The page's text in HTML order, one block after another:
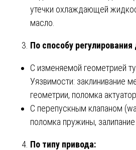
утечки охлаждающей
масло.
По способу
С изменяемой геометрией
Уязвимости: заклинивание
геометрии, поломка
С перепускным клапаном
поломка пружины, залипание
По типу привода: